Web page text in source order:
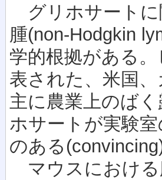
グリホサートに
腫(non-Hodgkin
学的根拠がある
表された、米国
主に農業上のば
ホサートが実験
のある
マウスにおける